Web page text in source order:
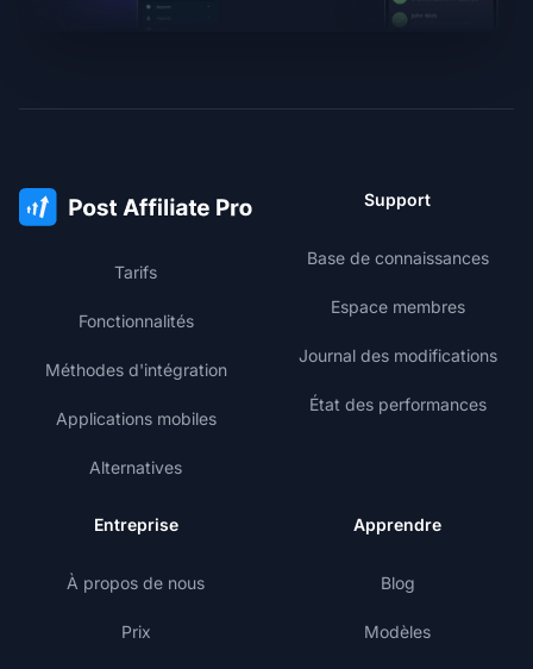
Tarifs
Fonctionnalités
Méthodes d'intégration
Applications mobiles
Alternatives
Support
Base de connaissances
Espace membres
Journal des modifications
État des performances
Entreprise
À propos de nous
Prix
Apprendre
Blog
Modèles